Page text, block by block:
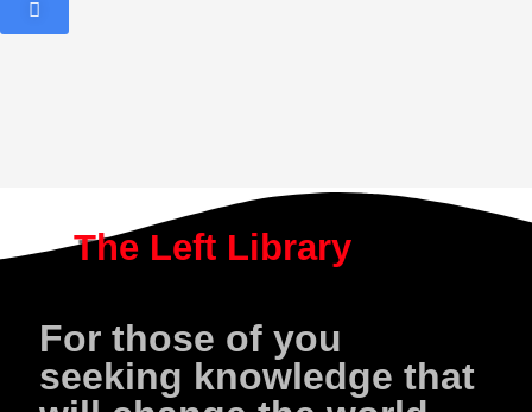
The Left Library
For those of you
seeking knowledge that